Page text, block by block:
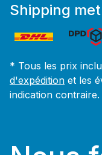
Shipping
* Tous les prix
d'expédition et les
indication contraire.